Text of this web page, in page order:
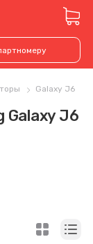
Galaxy J6
Galaxy J6